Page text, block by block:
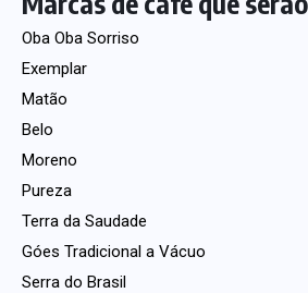
Oba Oba Sorriso
Exemplar
Matão
Belo
Moreno
Pureza
Terra da Saudade
Góes Tradicional a Vácuo
Serra do Brasil